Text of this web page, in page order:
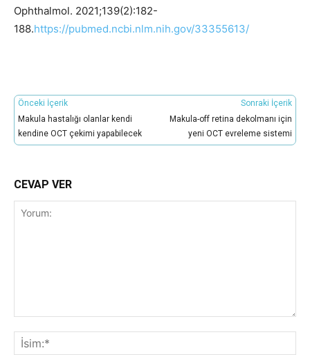
Ophthalmol. 2021;139(2):182-
188.https://pubmed.ncbi.nlm.nih.gov/33355613/
Önceki İçerik
Makula hastalığı olanlar kendi
kendine OCT çekimi yapabilecek
Sonraki İçerik
Makula-off retina dekolmanı için
yeni OCT evreleme sistemi
CEVAP VER